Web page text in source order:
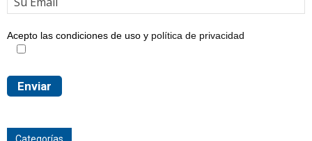
Acepto las condiciones de uso y política de privacidad